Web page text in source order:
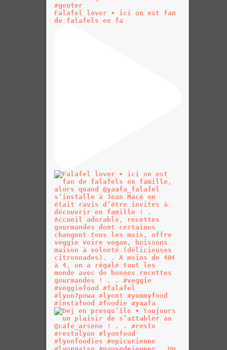
Falafel lover • ici on est fan
de falafels en fa